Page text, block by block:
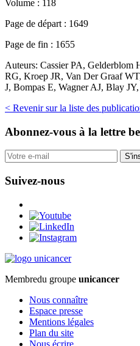
Volume : 118
Page de départ : 1649
Page de fin : 1655
Auteurs: Cassier PA, Gelderblom
RG, Kroep JR, Van Der Graaf
J, Bompas E, Wagner AJ, Blay
< Revenir sur la liste des
Abonnez-vous à la lettre
Suivez-nous
Membredu groupe unicancer
Nous connaître
Espace presse
Mentions légales
Plan du site
Nous écrire